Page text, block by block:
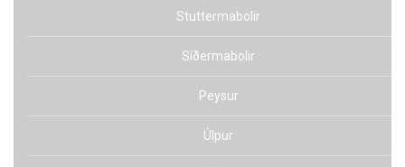
Stuttermabolir
Síðermabolir
Peysur
Úlpur